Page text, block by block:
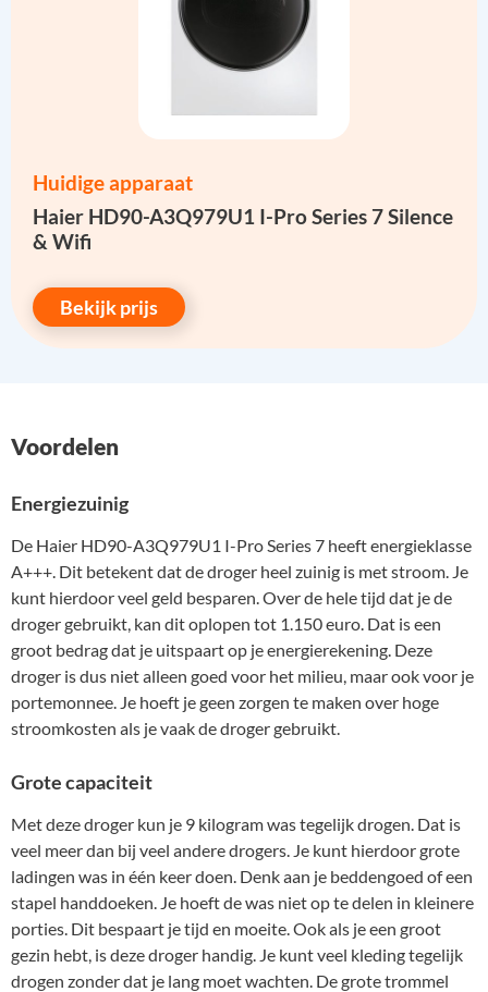
Huidige apparaat
Haier HD90-A3Q979U1 I-Pro Series 7 Silence
& Wifi
Bekijk prijs
Voordelen
Energiezuinig
De Haier HD90-A3Q979U1 I-Pro Series 7 heeft energieklasse
A+++. Dit betekent dat de droger heel zuinig is met stroom. Je
kunt hierdoor veel geld besparen. Over de hele tijd dat je de
droger gebruikt, kan dit oplopen tot 1.150 euro. Dat is een
groot bedrag dat je uitspaart op je energierekening. Deze
droger is dus niet alleen goed voor het milieu, maar ook voor je
portemonnee. Je hoeft je geen zorgen te maken over hoge
stroomkosten als je vaak de droger gebruikt.
Grote capaciteit
Met deze droger kun je 9 kilogram was tegelijk drogen. Dat is
veel meer dan bij veel andere drogers. Je kunt hierdoor grote
ladingen was in één keer doen. Denk aan je beddengoed of een
stapel handdoeken. Je hoeft de was niet op te delen in kleinere
porties. Dit bespaart je tijd en moeite. Ook als je een groot
gezin hebt, is deze droger handig. Je kunt veel kleding tegelijk
drogen zonder dat je lang moet wachten. De grote trommel